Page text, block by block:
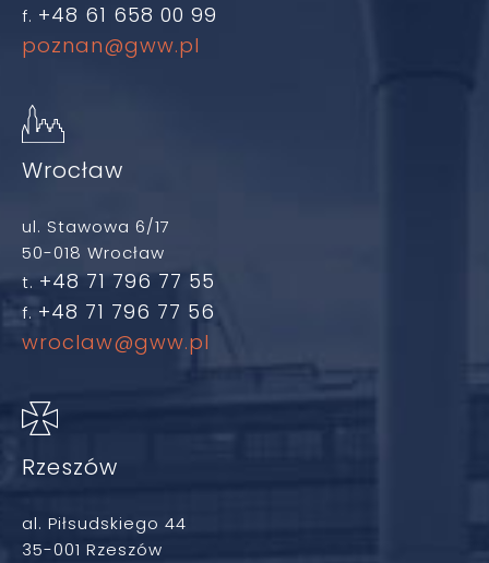
f. +48 61 658 00 99
poznan@gww.pl
Wrocław
ul. Stawowa 6/17
50-018 Wrocław
t. +48 71 796 77 55
f. +48 71 796 77 56
wroclaw@gww.pl
Rzeszów
al. Piłsudskiego 44
35-001 Rzeszów